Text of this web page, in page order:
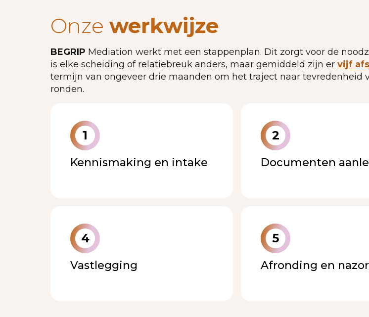
Onze werkwijze
BEGRIP Mediation werkt met een stappenplan. Dit zorgt voor de
is elke scheiding of relatiebreuk anders, maar gemiddeld zijn er vijf
termijn van ongeveer drie maanden om het traject naar tevredenheid
ronden.
1
Kennismaking en intake
2
Documenten
4
Vastlegging
5
Afronding en